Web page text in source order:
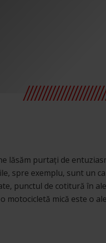
lăsăm purtați de
spre exemplu, sunt un
punctul de cotitură în
motocicletă mică este o